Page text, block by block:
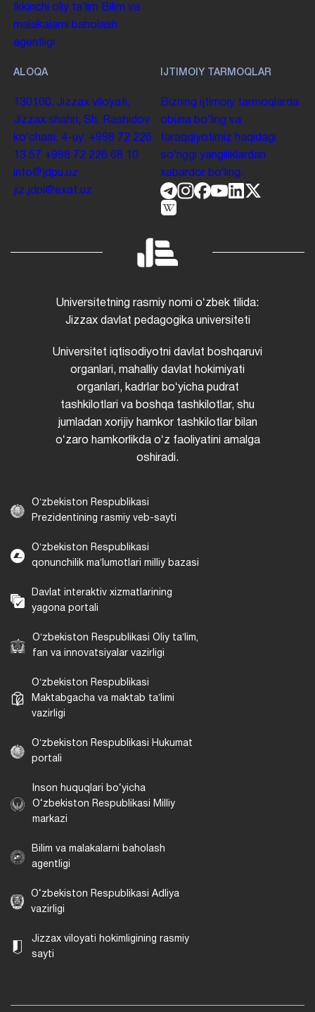
Ikkinchi oliy taʼlim Bilim va
malakalarni baholash
agentligi
ALOQA
130100. Jizzax viloyati,
Jizzax shahri, Sh. Rashidov
koʻchasi, 4-uy. +998 72 226
13 57 +998 72 226 68 10
info@jdpu.uz
jiz.jdpi@exat.uz
IJTIMOIY TARMOQLAR
Bizning ijtimoiy tarmoqlarda
obuna boʻling va
taraqqiyotimiz haqidagi
soʻnggi yangiliklardan
xabardor boʻling.
Universitetning rasmiy nomi oʻzbek tilida:
Jizzax davlat pedagogika universiteti
Universitet iqtisodiyotni davlat boshqaruvi
organlari, mahalliy davlat hokimiyati
organlari, kadrlar boʻyicha pudrat
tashkilotlari va boshqa tashkilotlar, shu
jumladan xorijiy hamkor tashkilotlar bilan
oʻzaro hamkorlikda oʻz faoliyatini amalga
oshiradi.
Oʻzbekiston Respublikasi
Prezidentining rasmiy veb-sayti
Oʻzbekiston Respublikasi
qonunchilik maʼlumotlari milliy bazasi
Davlat interaktiv xizmatlarining
yagona portali
Oʻzbekiston Respublikasi Oliy taʼlim,
fan va innovatsiyalar vazirligi
Oʻzbekiston Respublikasi
Maktabgacha va maktab taʼlimi
vazirligi
Oʻzbekiston Respublikasi Hukumat
portali
Inson huquqlari bo‘yicha
O‘zbekiston Respublikasi Milliy
markazi
Bilim va malakalarni baholash
agentligi
O‘zbekiston Respublikasi Adliya
vazirligi
Jizzax viloyati hokimligining rasmiy
sayti